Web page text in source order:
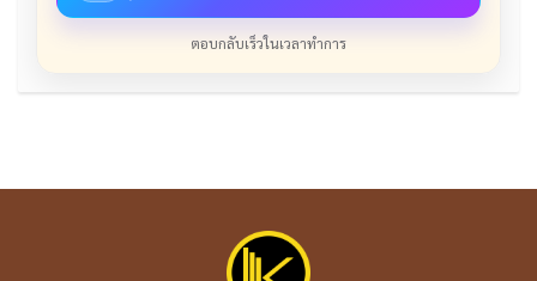
ตอบกลับเร็วในเวลาทำการ